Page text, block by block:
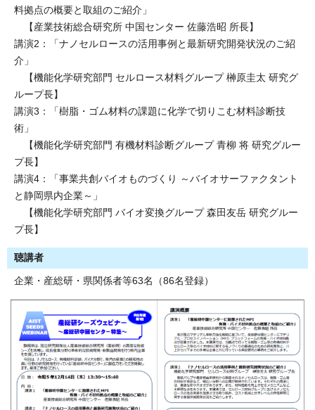
料拠点の概要と取組のご紹介」
【産業技術総合研究所 中国センター 佐藤浩昭 所長】
講演2：「ナノセルロースの活用事例と最新研究開発状況のご紹
介」
【機能化学研究部門 セルロース材料グループ 榊原圭太 研究グ
ループ長】
講演3：「樹脂・ゴム材料の課題に化学で切りこむ材料診断技
術」
【機能化学研究部門 有機材料診断グループ 青柳 将 研究グルー
プ長】
講演4：「事業共創バイオものづくり ～バイオサーファクタント
と静岡県内企業～」
【機能化学研究部門 バイオ変換グループ 森田友岳 研究グルー
プ長】
聴講者
企業・産総研・県関係者等63名（86名登録）